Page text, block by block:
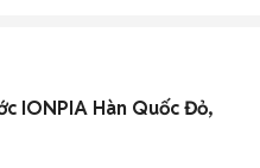
IONPIA Hàn Quốc Đỏ,